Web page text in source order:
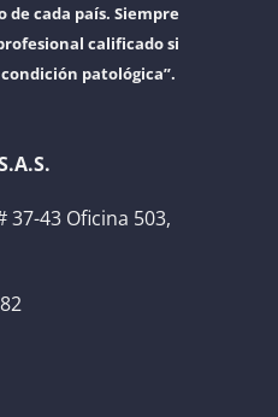
cada país. Siempre
calificado si
patológica”.
37-43 Oficina 503,